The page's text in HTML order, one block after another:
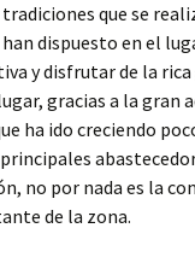
que se
dispuesto en el
y disfrutar de la
gracias a la gran
ha ido creciendo
no por nada es la
de la zona.